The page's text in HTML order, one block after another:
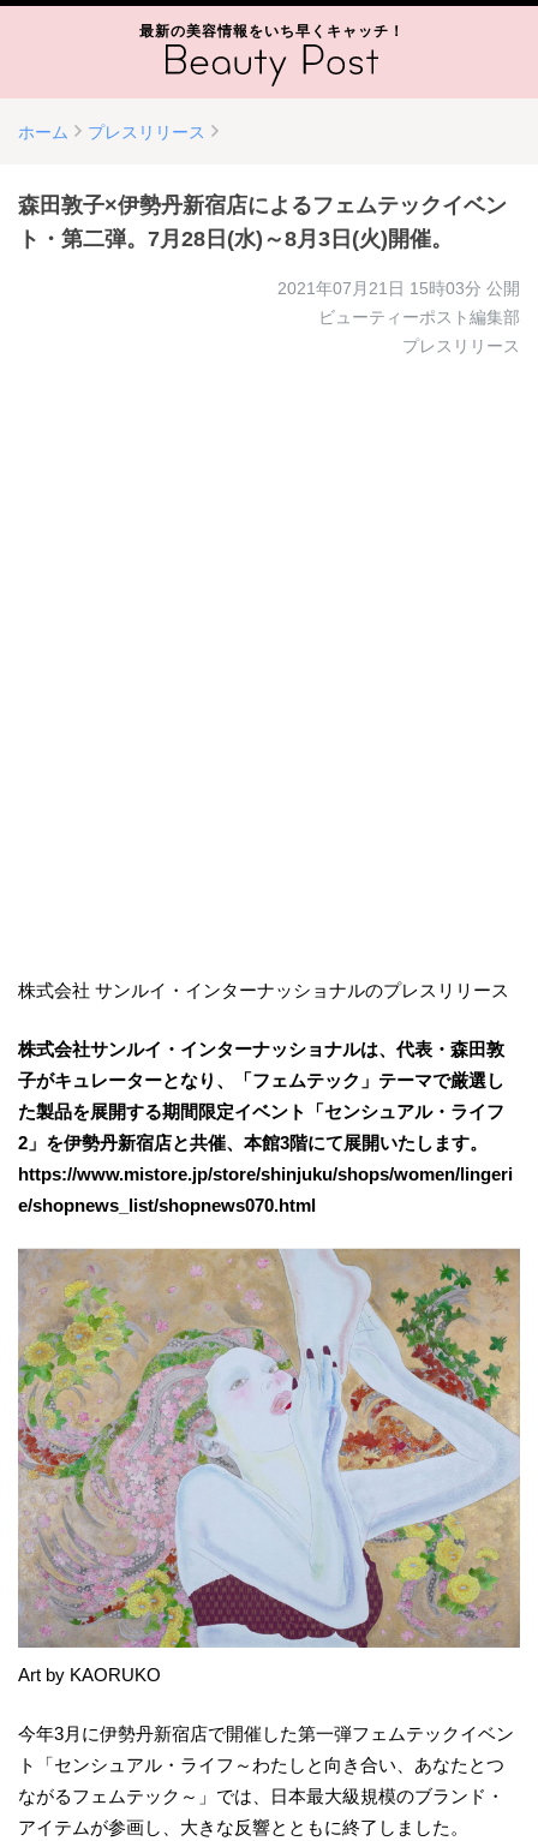
最新の美容情報をいち早くキャッチ！
ホーム プレスリリース
森田敦子×伊勢丹新宿店によるフェムテックイベン
ト・第二弾。7月28日(水)～8月3日(火)開催。
2021年07月21日 15時03分 公開
ビューティーポスト編集部
プレスリリース
株式会社 サンルイ・インターナッショナルのプレスリリース
株式会社サンルイ・インターナッショナルは、代表・森⽥敦
⼦がキュレーターとなり、「フェムテック」テーマで厳選し
た製品を展開する期間限定イベント「センシュアル・ライフ
2」を伊勢丹新宿店と共催、本館3階にて展開いたします。
https://www.mistore.jp/store/shinjuku/shops/women/lingeri
e/shopnews_list/shopnews070.html
Art by KAORUKO
今年3月に伊勢丹新宿店で開催した第一弾フェムテックイベン
ト「センシュアル・ライフ～わたしと向き合い、あなたとつ
ながるフェムテック～」では、⽇本最⼤級規模のブランド・
アイテムが参画し、大きな反響とともに終了しました。